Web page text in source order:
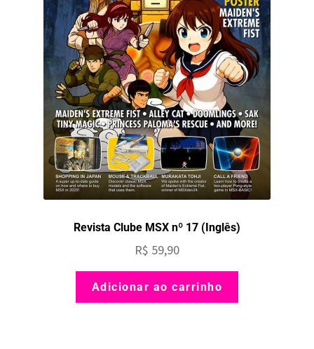
Revista Clube MSX nº 17 (Inglês)
R$ 59,90
Adicionar ao carrinho